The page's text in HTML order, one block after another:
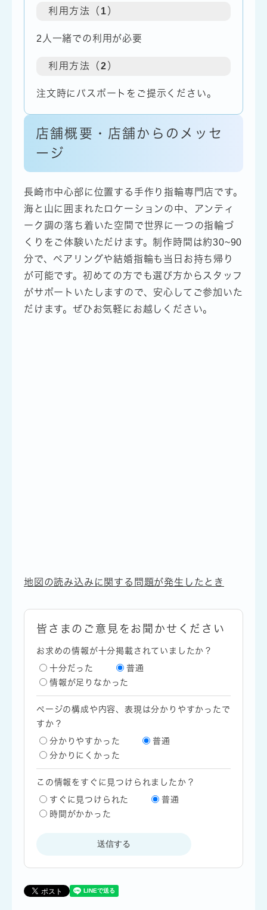
利用方法（1）
2人一緒での利用が必要
利用方法（2）
注文時にパスポートをご提示ください。
店舗概要・店舗からのメッセ
ージ
長崎市中心部に位置する手作り指輪専門店です。
海と山に囲まれたロケーションの中、アンティ
ーク調の落ち着いた空間で世界に一つの指輪づ
くりをご体験いただけます。制作時間は約30~90
分で、ペアリングや結婚指輪も当日お持ち帰り
が可能です。初めての方でも選び方からスタッフ
がサポートいたしますので、安心してご参加いた
だけます。ぜひお気軽にお越しください。
地図の読み込みに関する問題が発生したとき
皆さまのご意見をお聞かせください
お求めの情報が十分掲載されていましたか？
十分だった
普通
情報が足りなかった
ページの構成や内容、表現は分かりやすかったで
すか？
分かりやすかった
普通
分かりにくかった
この情報をすぐに見つけられましたか？
すぐに見つけられた
普通
時間がかかった